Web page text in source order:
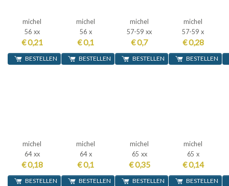
michel
56 xx
€ 0,21
BESTELLEN
michel
56 x
€ 0,1
BESTELLEN
michel
57-59 xx
€ 0,7
BESTELLEN
michel
57-59 x
€ 0,28
BESTELLEN
michel
64 xx
€ 0,18
BESTELLEN
michel
64 x
€ 0,1
BESTELLEN
michel
65 xx
€ 0,35
BESTELLEN
michel
65 x
€ 0,14
BESTELLEN